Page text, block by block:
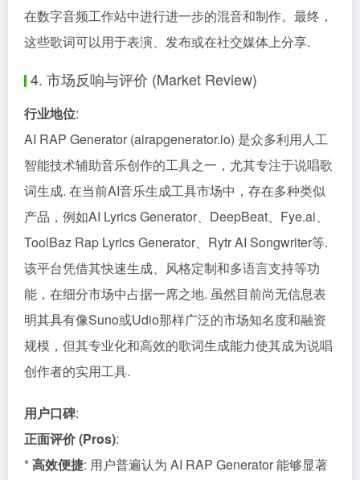
在数字音频工作站中进行进一步的混音和制作。最终，
这些歌词可以用于表演、发布或在社交媒体上分享.
4. 市场反响与评价 (Market Review)
行业地位:
AI RAP Generator (airapgenerator.io) 是众多利用人工
智能技术辅助音乐创作的工具之一，尤其专注于说唱歌
词生成. 在当前AI音乐生成工具市场中，存在多种类似
产品，例如AI Lyrics Generator、DeepBeat、Fye.ai、
ToolBaz Rap Lyrics Generator、Rytr AI Songwriter等.
该平台凭借其快速生成、风格定制和多语言支持等功
能，在细分市场中占据一席之地. 虽然目前尚无信息表
明其具有像Suno或Udio那样广泛的市场知名度和融资
规模，但其专业化和高效的歌词生成能力使其成为说唱
创作者的实用工具.
用户口碑:
正面评价 (Pros):
*高效便捷: 用户普遍认为 AI RAP Generator 能够显著